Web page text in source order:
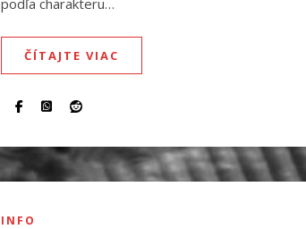
podľa charakteru…
ČÍTAJTE VIAC
INFO